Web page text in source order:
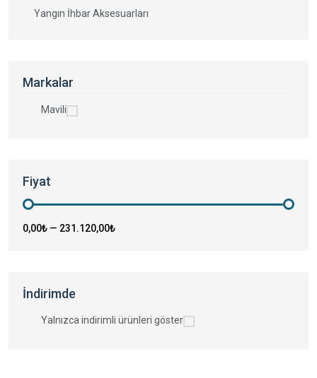
Yangın İhbar Aksesuarları
Markalar
Mavili
Fiyat
0,00₺ — 231.120,00₺
İndirimde
Yalnızca indirimli ürünleri göster